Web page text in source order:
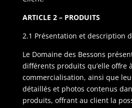
ARTICLE 2 – PRODUITS
2.1 Présentation et description
Le Domaine des Bessons
différents produits qu’elle offre
commercialisation, ainsi que
détaillés et photos contenus
produits, offrant au client la